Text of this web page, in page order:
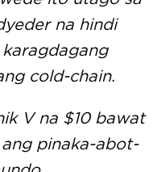
na hindi
cold-chain.
V na $10 bawat
pinaka-abot-